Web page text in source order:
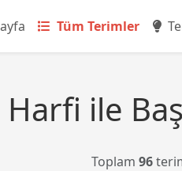
Tüm Terimler
Harfi ile
Toplam 96